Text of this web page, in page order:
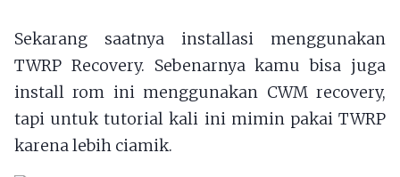
Sekarang saatnya installasi menggunakan
TWRP Recovery. Sebenarnya kamu bisa juga
install rom ini menggunakan CWM recovery,
tapi untuk tutorial kali ini mimin pakai TWRP
karena lebih ciamik.